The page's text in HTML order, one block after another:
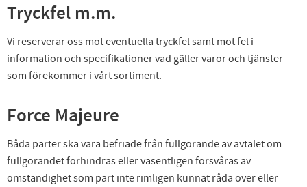
Tryckfel m.m.
Vi reserverar oss mot eventuella tryckfel samt mot fel i
information och specifikationer vad gäller varor och tjänster
som förekommer i vårt sortiment.
Force Majeure
Båda parter ska vara befriade från fullgörande av avtalet om
fullgörandet förhindras eller väsentligen försvåras av
omständighet som part inte rimligen kunnat råda över eller